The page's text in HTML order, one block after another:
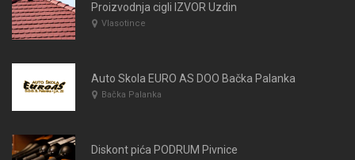
Proizvodnja cigli IZVOR Uzdin
Vlasotince
Auto Skola EURO AS DOO Bačka Palanka
Bačka Palanka
Diskont pića PODRUM Pivnice